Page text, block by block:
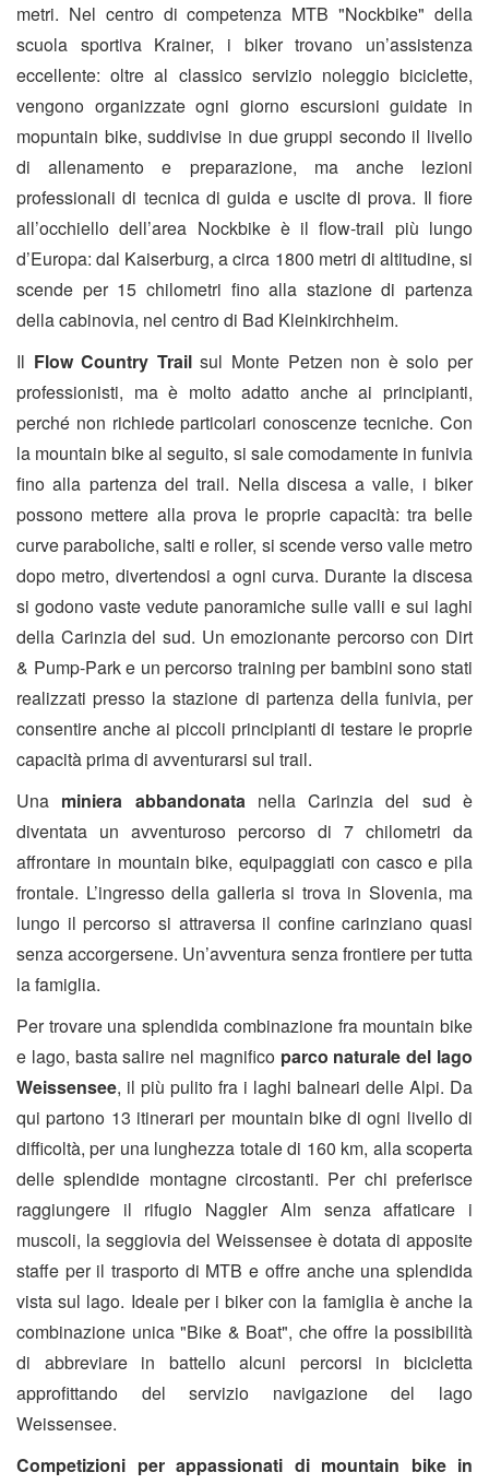
metri. Nel centro di competenza MTB "Nockbike" della
scuola sportiva Krainer, i biker trovano un’assistenza
eccellente: oltre al classico servizio noleggio biciclette,
vengono organizzate ogni giorno escursioni guidate in
mopuntain bike, suddivise in due gruppi secondo il livello
di allenamento e preparazione, ma anche lezioni
professionali di tecnica di guida e uscite di prova. Il fiore
all’occhiello dell’area Nockbike è il flow-trail più lungo
d’Europa: dal Kaiserburg, a circa 1800 metri di altitudine, si
scende per 15 chilometri fino alla stazione di partenza
della cabinovia, nel centro di Bad Kleinkirchheim.
Il Flow Country Trail sul Monte Petzen non è solo per
professionisti, ma è molto adatto anche ai principianti,
perché non richiede particolari conoscenze tecniche. Con
la mountain bike al seguito, si sale comodamente in funivia
fino alla partenza del trail. Nella discesa a valle, i biker
possono mettere alla prova le proprie capacità: tra belle
curve paraboliche, salti e roller, si scende verso valle metro
dopo metro, divertendosi a ogni curva. Durante la discesa
si godono vaste vedute panoramiche sulle valli e sui laghi
della Carinzia del sud. Un emozionante percorso con Dirt
& Pump-Park e un percorso training per bambini sono stati
realizzati presso la stazione di partenza della funivia, per
consentire anche ai piccoli principianti di testare le proprie
capacità prima di avventurarsi sul trail.
Una miniera abbandonata nella Carinzia del sud è
diventata un avventuroso percorso di 7 chilometri da
affrontare in mountain bike, equipaggiati con casco e pila
frontale. L’ingresso della galleria si trova in Slovenia, ma
lungo il percorso si attraversa il confine carinziano quasi
senza accorgersene. Un’avventura senza frontiere per tutta
la famiglia.
Per trovare una splendida combinazione fra mountain bike
e lago, basta salire nel magnifico parco naturale del lago
Weissensee, il più pulito fra i laghi balneari delle Alpi. Da
qui partono 13 itinerari per mountain bike di ogni livello di
difficoltà, per una lunghezza totale di 160 km, alla scoperta
delle splendide montagne circostanti. Per chi preferisce
raggiungere il rifugio Naggler Alm senza affaticare i
muscoli, la seggiovia del Weissensee è dotata di apposite
staffe per il trasporto di MTB e offre anche una splendida
vista sul lago. Ideale per i biker con la famiglia è anche la
combinazione unica "Bike & Boat", che offre la possibilità
di abbreviare in battello alcuni percorsi in bicicletta
approfittando del servizio navigazione del lago
Weissensee.
Competizioni per appassionati di mountain bike in